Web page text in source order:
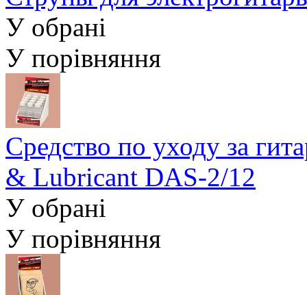
У обрані
У порівняння
Средство по уходу за
& Lubricant DAS-2/12
У обрані
У порівняння